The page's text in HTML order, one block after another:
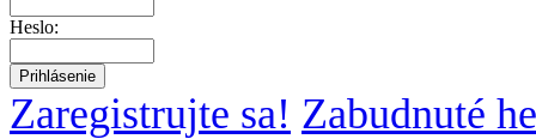
Heslo:
Zaregistrujte sa! Zabudnuté